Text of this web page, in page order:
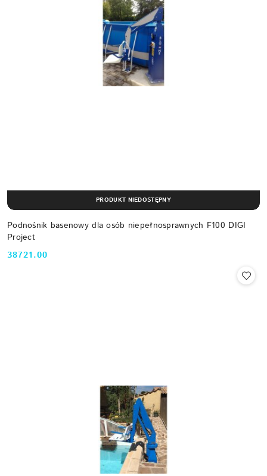
Podnośnik basenowy dla osób niepełnosprawnych F100 DIGI
Project
Cena:
38721.00
PRODUKT NIEDOSTĘPNY